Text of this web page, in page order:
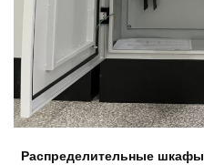
Распределительные шкафы